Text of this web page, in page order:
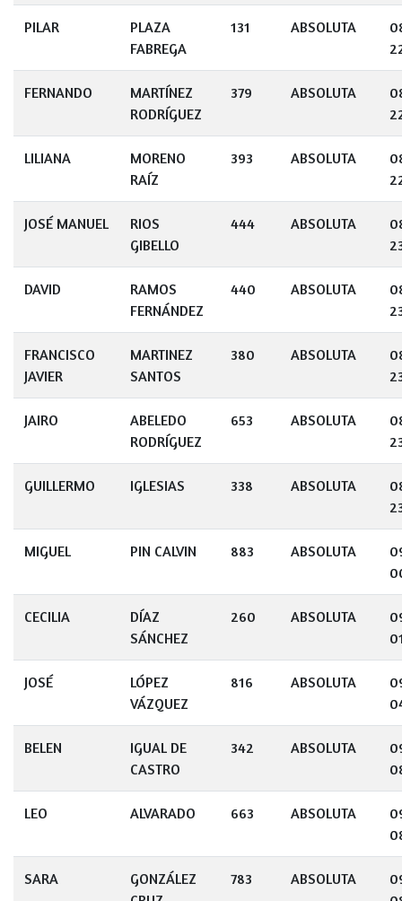
PILAR
PLAZA
FABREGA
131 ABSOLUTA
FERNANDO
MARTÍNEZ
RODRÍGUEZ
379 ABSOLUTA
LILIANA
MORENO
RAÍZ
393 ABSOLUTA
JOSÉ MANUEL
RIOS
GIBELLO
444 ABSOLUTA
DAVID
RAMOS
FERNÁNDEZ
440 ABSOLUTA
FRANCISCO
JAVIER
MARTINEZ
SANTOS
380 ABSOLUTA
JAIRO
ABELEDO
RODRÍGUEZ
653 ABSOLUTA
GUILLERMO IGLESIAS 338 ABSOLUTA
MIGUEL PIN CALVIN 883 ABSOLUTA
CECILIA
DÍAZ
SÁNCHEZ
260 ABSOLUTA
JOSÉ
LÓPEZ
VÁZQUEZ
816 ABSOLUTA
BELEN
IGUAL DE
CASTRO
342 ABSOLUTA
LEO ALVARADO 663 ABSOLUTA
SARA
GONZÁLEZ
783 ABSOLUTA